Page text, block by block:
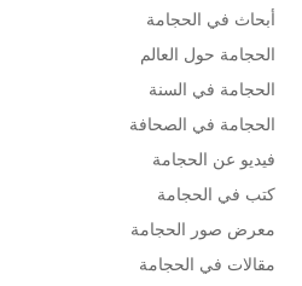
أبحاث في الحجامة
الحجامة حول العالم
الحجامة في السنة
الحجامة في الصحافة
فيديو عن الحجامة
كتب في الحجامة
معرض صور الحجامة
مقالات في الحجامة